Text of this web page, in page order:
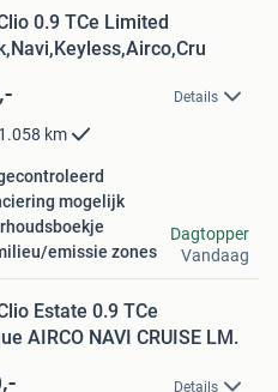
0.9 TCe Limited
Details
km
mogelijk
emissie zones
Dagtopper
Vandaag
Estate 0.9 TCe
AIRCO NAVI CRUISE LM.
Details